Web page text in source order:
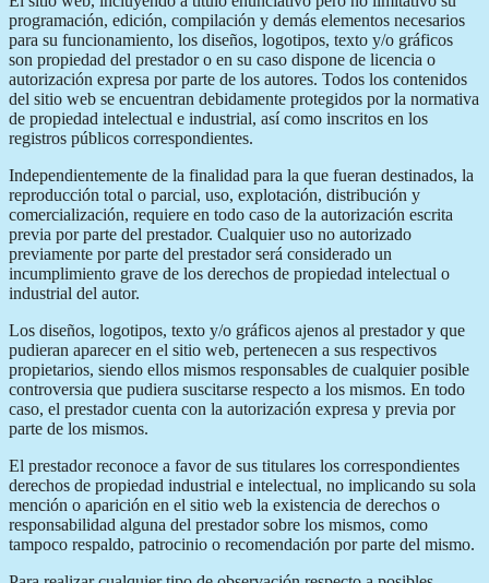
programación, edición, compilación y demás elementos necesarios
para su funcionamiento, los diseños, logotipos, texto y/o gráficos
son propiedad del prestador o en su caso dispone de licencia o
autorización expresa por parte de los autores. Todos los contenidos
del sitio web se encuentran debidamente protegidos por la normativa
de propiedad intelectual e industrial, así como inscritos en los
registros públicos correspondientes.
Independientemente de la finalidad para la que fueran destinados, la
reproducción total o parcial, uso, explotación, distribución y
comercialización, requiere en todo caso de la autorización escrita
previa por parte del prestador. Cualquier uso no autorizado
previamente por parte del prestador será considerado un
incumplimiento grave de los derechos de propiedad intelectual o
industrial del autor.
Los diseños, logotipos, texto y/o gráficos ajenos al prestador y que
pudieran aparecer en el sitio web, pertenecen a sus respectivos
propietarios, siendo ellos mismos responsables de cualquier posible
controversia que pudiera suscitarse respecto a los mismos. En todo
caso, el prestador cuenta con la autorización expresa y previa por
parte de los mismos.
El prestador reconoce a favor de sus titulares los correspondientes
derechos de propiedad industrial e intelectual, no implicando su sola
mención o aparición en el sitio web la existencia de derechos o
responsabilidad alguna del prestador sobre los mismos, como
tampoco respaldo, patrocinio o recomendación por parte del mismo.